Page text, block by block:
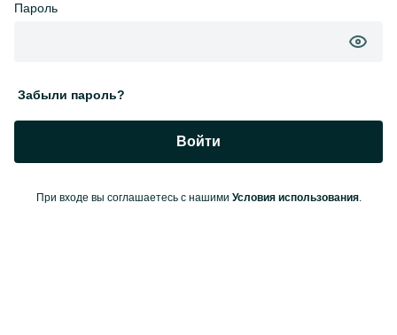
Пароль
Забыли пароль?
Войти
При входе вы соглашаетесь с нашими Условия использования.